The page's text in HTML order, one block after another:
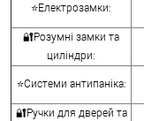
⭐Електрозамки:
🔐Розумні замки та
циліндри:
⭐Системи антипаніка:
🔐Ручки для дверей та